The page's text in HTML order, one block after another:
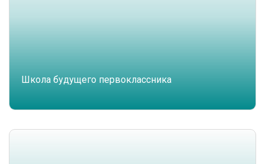
Школа будущего первоклассника